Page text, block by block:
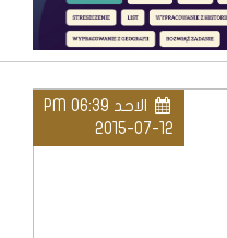
الاحد PM 06:39
2015-07-12